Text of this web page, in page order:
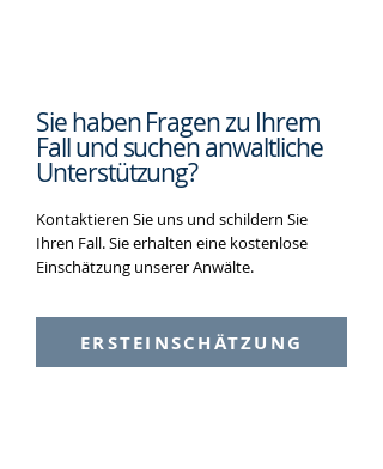
Sie haben Fragen zu Ihrem
Fall und suchenanwaltliche
Unterstützung?
Kontaktieren Sie uns und schildern Sie
Ihren Fall. Sie erhalten eine kostenlose
Einschätzung unserer Anwälte.
ERSTEINSCHÄTZUNG